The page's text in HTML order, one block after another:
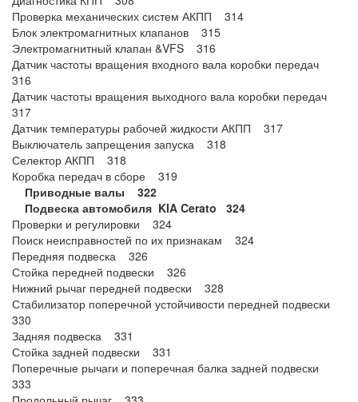
Проверка механических систем АКПП 314
Блок электромагнитных клапанов 315
Электромагнитный клапан &VFS 316
Датчик частоты вращения входного вала коробки передач
316
Датчик частоты вращения выходного вала коробки передач
317
Датчик температуры рабочей жидкости АКПП 317
Выключатель запрещения запуска 318
Селектор АКПП 318
Коробка передач в сборе 319
Приводные валы 322
Подвеска автомобиля KIA Cerato 324
Проверки и регулировки 324
Поиск неисправностей по их признакам 324
Передняя подвеска 326
Стойка передней подвески 326
Нижний рычаг передней подвески 328
Стабилизатор поперечной устойчивости передней подвески
330
Задняя подвеска 331
Стойка задней подвески 331
Поперечные рычаги и поперечная балка задней подвески
333